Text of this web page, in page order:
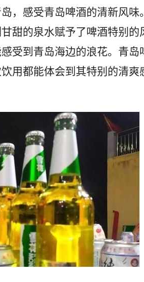
，感受青岛啤酒的清新风
甜的泉水赋予了啤酒特别
受到青岛海边的浪花。青
用都能体会到其特别的清爽